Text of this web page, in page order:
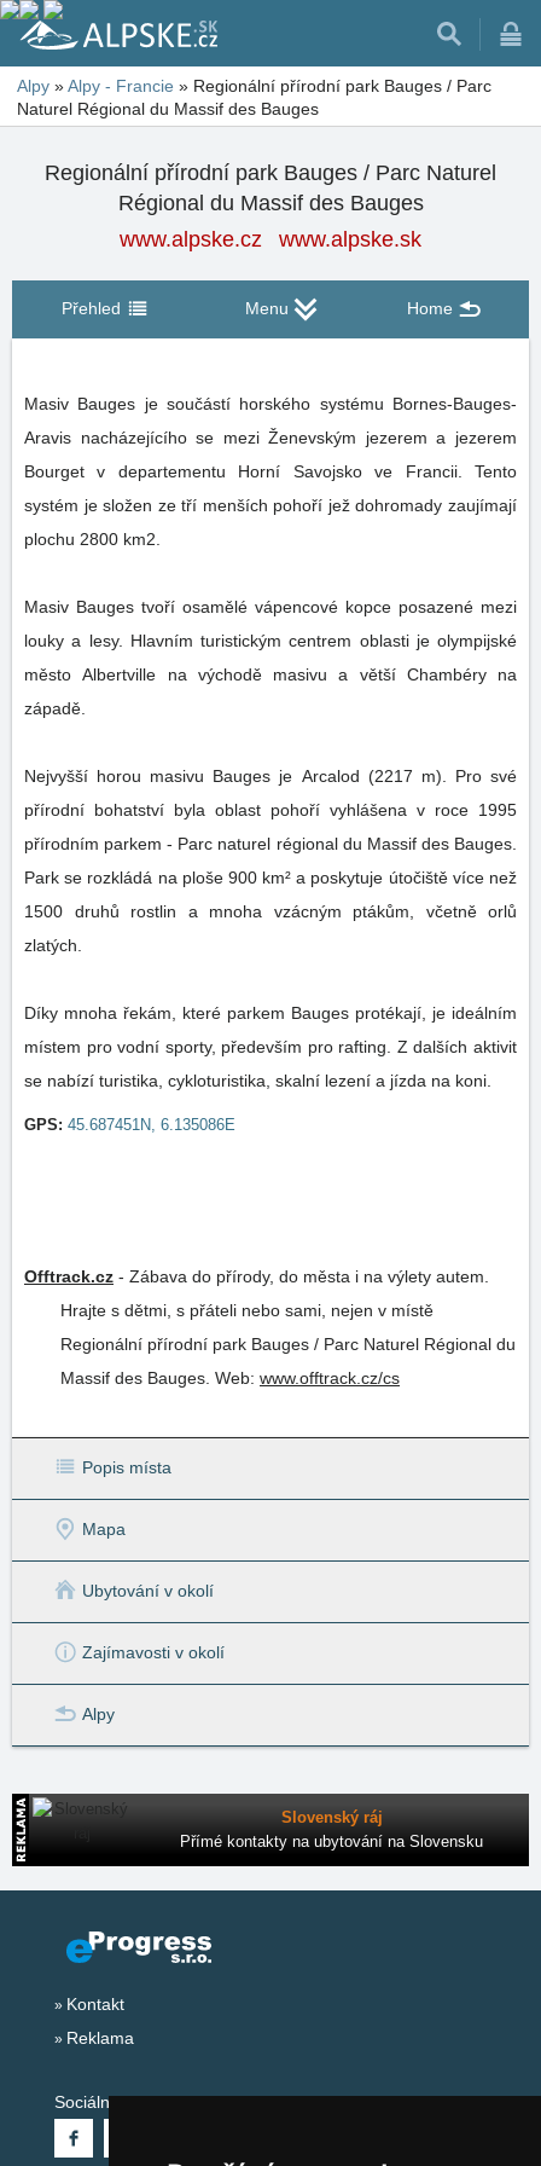
Alpy »Alpy - Francie » Regionální přírodní park Bauges / Parc
Naturel Régional du Massif des Bauges
Regionální přírodní park Bauges / Parc Naturel
Régional du Massif des Bauges
www.alpske.cz
www.alpske.sk
Přehled Menu Home
Masiv Bauges je součástí horského systému Bornes-Bauges-
Aravis nacházejícího se mezi Ženevským jezerem a jezerem
Bourget v departementu Horní Savojsko ve Francii. Tento
systém je složen ze tří menších pohoří jež dohromady zaujímají
plochu 2800 km2.
Masiv Bauges tvoří osamělé vápencové kopce posazené mezi
louky a lesy. Hlavním turistickým centrem oblasti je olympijské
město Albertville na východě masivu a větší Chambéry na
západě.
Nejvyšší horou masivu Bauges je Arcalod (2217 m). Pro své
přírodní bohatství byla oblast pohoří vyhlášena v roce 1995
přírodním parkem - Parc naturel régional du Massif des Bauges.
Park se rozkládá na ploše 900 km² a poskytuje útočiště více než
1500 druhů rostlin a mnoha vzácným ptákům, včetně orlů
zlatých.
Díky mnoha řekám, které parkem Bauges protékají, je ideálním
místem pro vodní sporty, především pro rafting. Z dalších aktivit
se nabízí turistika, cykloturistika, skalní lezení a jízda na koni.
GPS: 45.687451N, 6.135086E
Offtrack.cz - Zábava do přírody, do města i na výlety autem.
Hrajte s dětmi, s přáteli nebo sami, nejen v místě
Regionální přírodní park Bauges / Parc Naturel Régional du
Massif des Bauges. Web: www.offtrack.cz/cs
Popis místa
Mapa
Ubytování v okolí
Zajímavosti v okolí
Alpy
Slovenský ráj
Přímé kontakty na ubytování na Slovensku
Kontakt
Reklama
Sociální sítě: